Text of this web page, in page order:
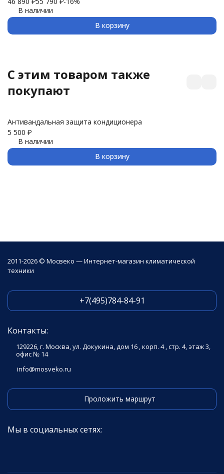
В наличии
В корзину
C этим товаром также
покупают
Антивандальная защита кондиционера
5 500 ₽
В наличии
В корзину
2011-2026 © Мосвеко — Интернет-магазин климатической
техники
+7(495)784-84-91
Контакты:
129226, г. Москва, ул. Докукина, дом 16 , корп. 4 , стр. 4, этаж 3,
офис № 14
info@mosveko.ru
Проложить маршрут
Мы в социальных сетях: